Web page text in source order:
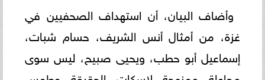
وأضاف البيان، أن استهداف الصحفيين في
غزة، من أمثال أنس الشريف، حسام شبات،
إسماعيل أبو حطب، ويحيى صبيح، ليس سوى